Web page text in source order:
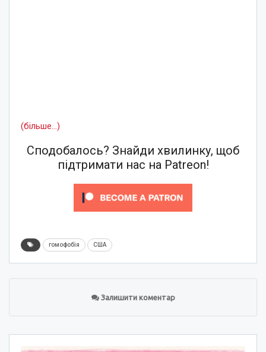
(більше…)
Сподобалось? Знайди хвилинку, щоб
підтримати нас на Patreon!
гомофобія США
Залишити коментар